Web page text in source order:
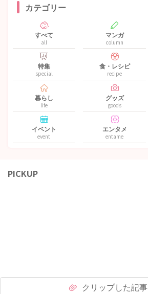
カテゴリー
すべて
all
マンガ
column
特集
special
食・レシピ
recipe
暮らし
life
グッズ
goods
イベント
event
エンタメ
entame
PICKUP
クリップした記事